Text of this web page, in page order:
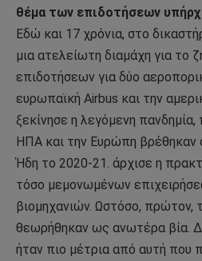
θέμα των επιδοτήσεων
Εδώ και 17 χρόνια, στο
μια ατελείωτη διαμάχη για το
επιδοτήσεων για δύο
ευρωπαϊκή Airbus και την
ξεκίνησε η λεγόμενη πανδημία,
ΗΠΑ και την Ευρώπη βρέθηκαν
Ήδη το 2020-21. άρχισε η
τόσο μεμονωμένων
βιομηχανιών. Ωστόσο, πρώτον,
θεωρήθηκαν ως ανωτέρα βία.
ήταν πιο μέτρια από αυτή που